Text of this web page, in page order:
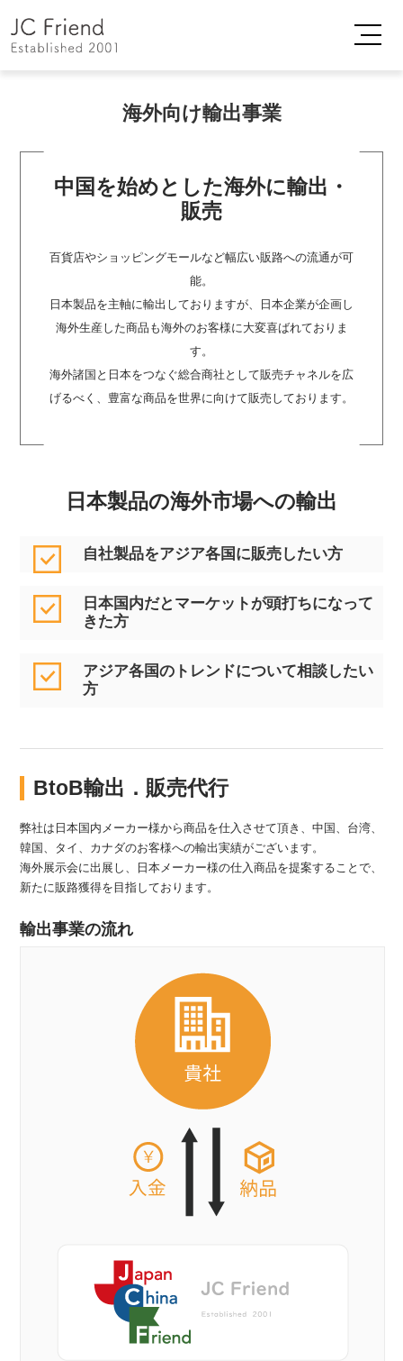
海外向け輸出事業
中国を始めとした海外に輸出・
販売
百貨店やショッピングモールなど幅広い販路への流通が可
能。
日本製品を主軸に輸出しておりますが、日本企業が企画し
海外生産した商品も海外のお客様に大変喜ばれておりま
す。
海外諸国と日本をつなぐ総合商社として販売チャネルを広
げるべく、豊富な商品を世界に向けて販売しております。
日本製品の海外市場への輸出
自社製品をアジア各国に販売したい方
日本国内だとマーケットが頭打ちになって
きた方
アジア各国のトレンドについて相談したい
方
BtoB輸出．販売代行
弊社は日本国内メーカー様から商品を仕入させて頂き、中国、台湾、
韓国、タイ、カナダのお客様への輸出実績がございます。
海外展示会に出展し、日本メーカー様の仕入商品を提案することで、
新たに販路獲得を目指しております。
輸出事業の流れ